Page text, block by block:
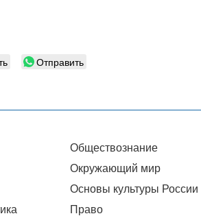
Отправить
Обществознание
Окружающий мир
Основы культуры России
Право